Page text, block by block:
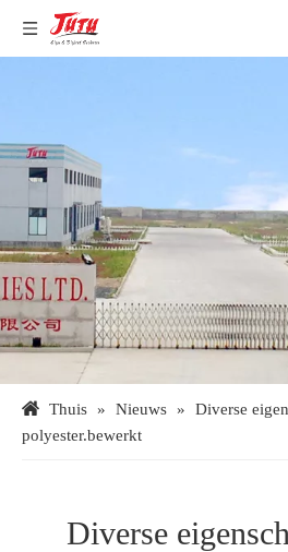
Thuis » Nieuws »
Diverse
polyester.bewerkt
Diverse